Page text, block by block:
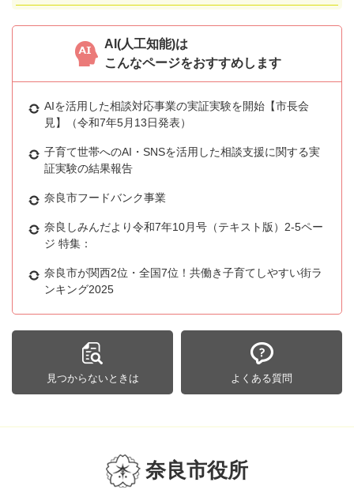
AI(人工知能)は
こんなページをおすすめします
AIを活用した相談対応事業の実証実験を開始【市長会
見】（令和7年5月13日発表）
子育て世帯へのAI・SNSを活用した相談支援に関する実
証実験の結果報告
奈良市フードバンク事業
奈良しみんだより令和7年10月号（テキスト版）2-5ペー
ジ 特集：
奈良市が関西2位・全国7位！共働き子育てしやすい街ラ
ンキング2025
見つからないときは よくある質問
奈良市役所